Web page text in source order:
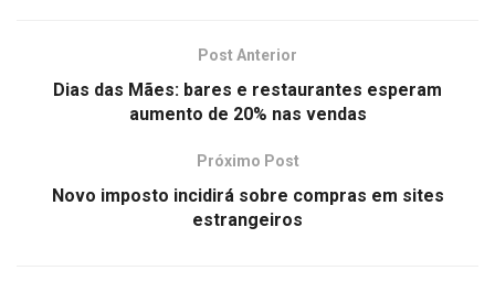
Post Anterior
Dias das Mães: bares e restaurantes esperam
aumento de 20% nas vendas
Próximo Post
Novo imposto incidirá sobre compras em sites
estrangeiros